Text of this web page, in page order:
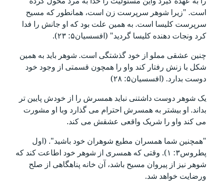
است. "زیرا شوهر سرپرست زن است، همانطور که مسیح
سرپرست کلیسا است. به همین علت بود که او جانش را فدا
کرد ونجات دهنده کلیسا گردید" (افسسیان۵: ۲۳).
چنین عشقی مملو از خود گذشتگی است. شوهر باید به همین
شکل با زنش رفتار کند واو را همچون قسمتی از وجود خود
دوست بدارد. (افسسیان۵: ۲۸)
یک شوهر دوست داشتنی نباید همسرش را از خودش پایین تر
بداند. او بیشتر به همسرش احترام می گذارد وبا او مشورت
می کند واو را شریک واقعی عشقش می کند.
"همچنین شما همسران مطیع شوهران خود باشید". (اول
پطروس۳: ۱). وقتی که همسری از شوهر خود اطاعت کند که
شوهر نیز از پیروان مسیح باشد، آن خانه پناهگاهی از صلح
ورضایت خواهد شد.